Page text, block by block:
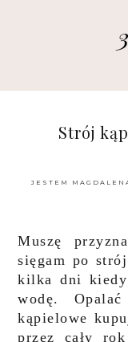
Strój
JESTEM
Muszę
sięgam po
kilka dni kiedy
wodę.
kąpielowe
przez cały